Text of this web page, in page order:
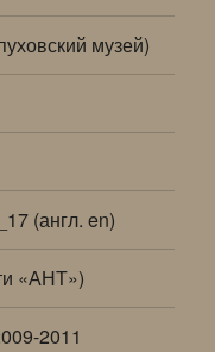
музей)
(англ. en)
«АНТ»)
2011